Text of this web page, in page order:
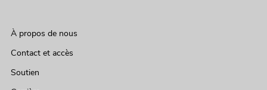
À propos de nous
Contact et accès
Soutien